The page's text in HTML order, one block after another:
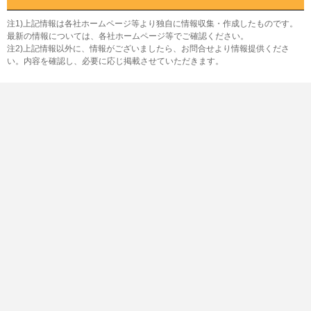
注1)上記情報は各社ホームページ等より独自に情報収集・作成したものです。
最新の情報については、各社ホームページ等でご確認ください。
注2)上記情報以外に、情報がございましたら、お問合せより情報提供くださ
い。内容を確認し、必要に応じ掲載させていただきます。